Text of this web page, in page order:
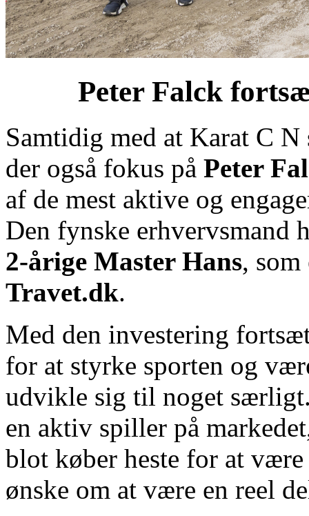
Peter Falck
Samtidig med at Karat C
der også fokus på Peter
af de mest aktive og
Den fynske erhvervsmand
2-årige Master Hans, som
Travet.dk.
Med den investering
for at styrke sporten og
udvikle sig til noget
en aktiv spiller på
blot køber heste for at
ønske om at være en reel